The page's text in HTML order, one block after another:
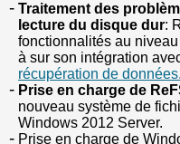
Traitement des
lecture du disque dur:
fonctionnalités au
à sur son intégration
récupération de données.
Prise en charge de
nouveau système de
Windows 2012 Server.
Prise en charge de